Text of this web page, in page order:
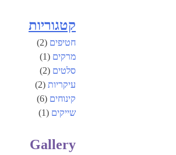
קטגוריות
חטיפים (2)
מרקים (1)
סלטים (2)
עיקריות (2)
קינוחים (6)
שייקים (1)
Gallery